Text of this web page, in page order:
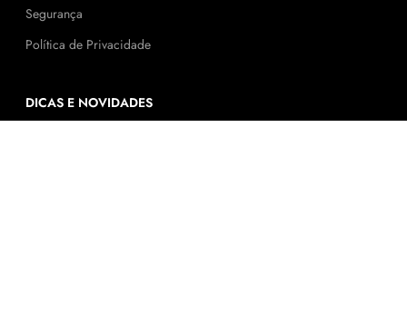
Segurança
Política de Privacidade
DICAS E NOVIDADES